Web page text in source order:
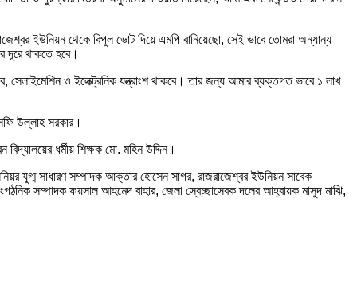
ইউনিয়ন থেকে বিপুল ভোট দিয়ে এমপি বানিয়েছো, সেই ভাবে তোমরা অন্যান্য
দূরে থাকতে হবে।
সেলাইমেশিন ও ইলেক্ট্রনিক যন্ত্রাংশ থাকবে। তার জন্য আমার ব্যক্তগত ভাবে ১ লাখ
উল্লাহ সরকার।
ধর্মীয় শিক্ষক মো. মহিন উদ্দিন।
যুগ্ম সাধারণ সম্পাদক আক্তার হোসেন সাগর, রাজরাজেশ্বর ইউনিয়ন সাবেক
সম্পাদক ফয়সাল আহমেদ বাহার, জেলা স্বেচ্ছাসেবক দলের আহ্বায়ক মাসুদ মাঝি,